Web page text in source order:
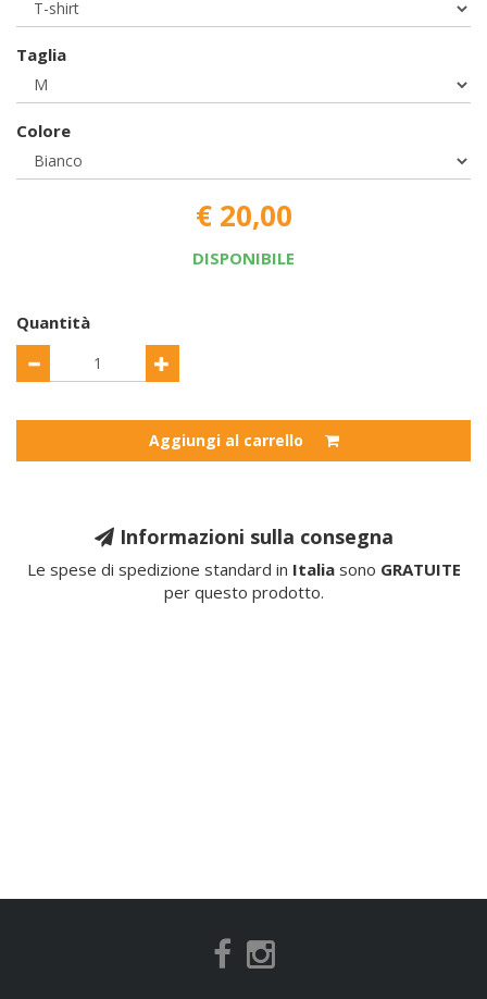
Taglia
Colore
€ 20,00
DISPONIBILE
Quantità
Aggiungi al carrello
Informazioni sulla consegna
Le spese di spedizione standard in Italiasono GRATUITE
per questo prodotto.